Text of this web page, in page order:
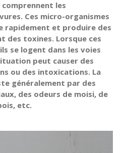
les
Ces micro-organismes
rapidement et produire des
des toxines. Lorsque ces
se logent dans les voies
peut causer des
ou des intoxications. La
généralement par des
des odeurs de moisi, de
etc.